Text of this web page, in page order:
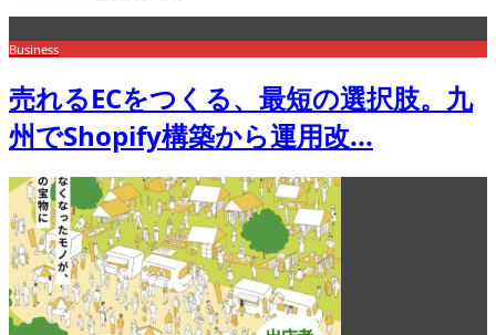
Business
売れるECをつくる、最短の選択肢。九
州でShopify構築から運用改...